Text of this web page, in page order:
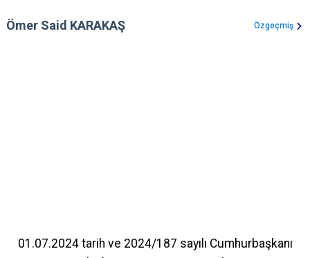
Ömer Said KARAKAŞ Özgeçmiş
01.07.2024 tarih ve 2024/187 sayılı Cumhurbaşkanı